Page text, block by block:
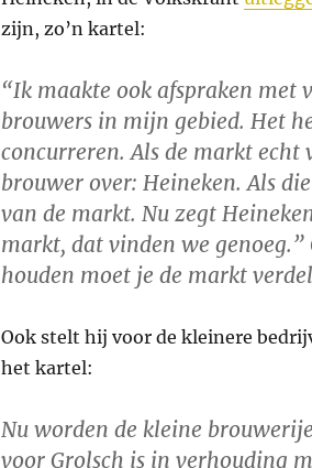
zijn, zo’n kartel:
“Ik maakte ook afspraken met
brouwers in mijn gebied. Het
concurreren. Als de markt
brouwer over: Heineken. Als
van de markt. Nu zegt
markt, dat vinden we
houden moet je de markt
Ook stelt hij voor de kleinere
het kartel:
Nu worden de kleine
voor Grolsch is in verhouding